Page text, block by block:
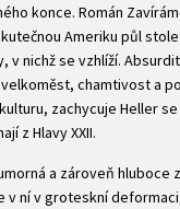
konce. Román
Ameriku půl
v nichž se vzhlíží.
chamtivost a
zachycuje Heller
z Hlavy XXII.
a zároveň hluboce
v ní v groteskní